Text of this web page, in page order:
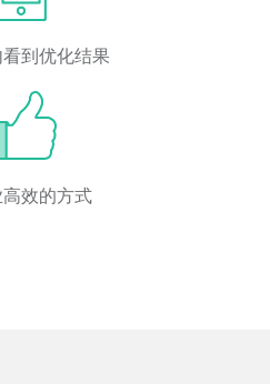
到优化结果
效的方式